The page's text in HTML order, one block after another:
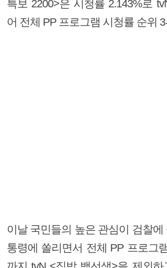
특보 2200>은 시청률 2.143%로
어 전체 PP 프로그램 시청률 순위
이날 국민들의 높은 관심이 검찰
통령에 쏠리면서 전체 PP 프로그